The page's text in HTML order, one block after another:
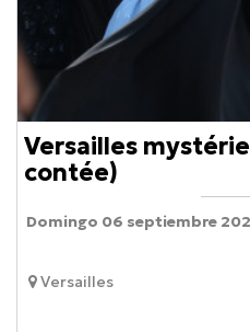
Versailles
contée)
Versailles
Domingo 06 septiembre